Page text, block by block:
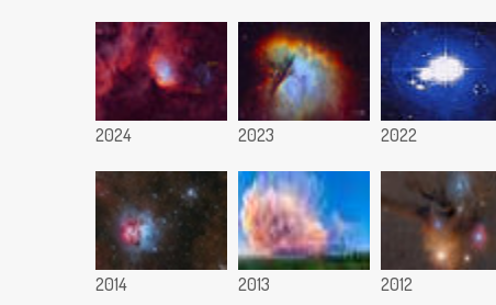
2024 2023 2022
2014 2013 2012